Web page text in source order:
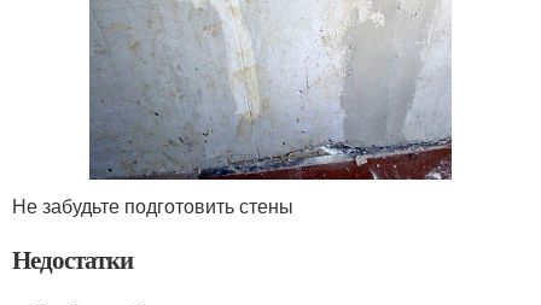
Не забудьте подготовить стены
Недостатки